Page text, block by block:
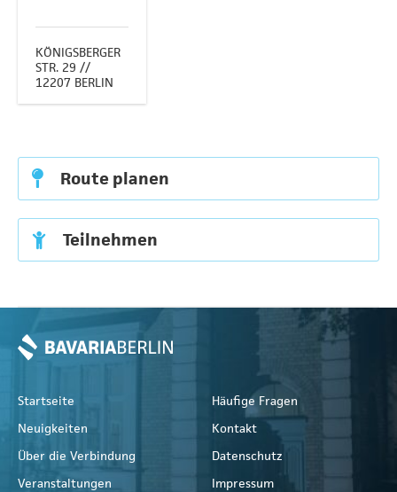
KÖNIGSBERGER
STR. 29 //
12207 BERLIN
Route planen
Teilnehmen
Startseite
Neuigkeiten
Über die Verbindung
Veranstaltungen
Häufige Fragen
Kontakt
Datenschutz
Impressum